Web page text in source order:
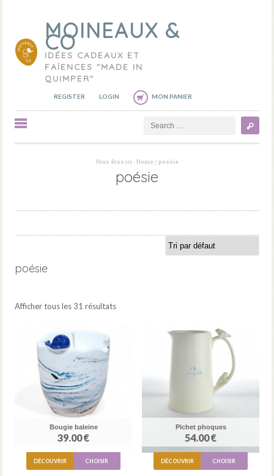
MOINEAUX &
CO
IDÉES CADEAUX ET
FAÏENCES "MADE IN
QUIMPER"
REGISTER LOGIN MON PANIER
Vous êtes ici : Home /poésie
poésie
poésie
Afficher tous les 31 résultats
Bougie baleine
39.00 €
DÉCOUVRIR CHOISIR
Pichet phoques
54.00 €
DÉCOUVRIR CHOISIR